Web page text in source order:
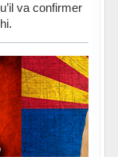
va confirmer